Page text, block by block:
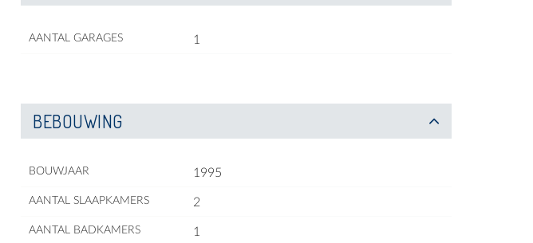
AANTAL GARAGES 1
BEBOUWING
BOUWJAAR 1995
AANTAL SLAAPKAMERS 2
AANTAL BADKAMERS 1